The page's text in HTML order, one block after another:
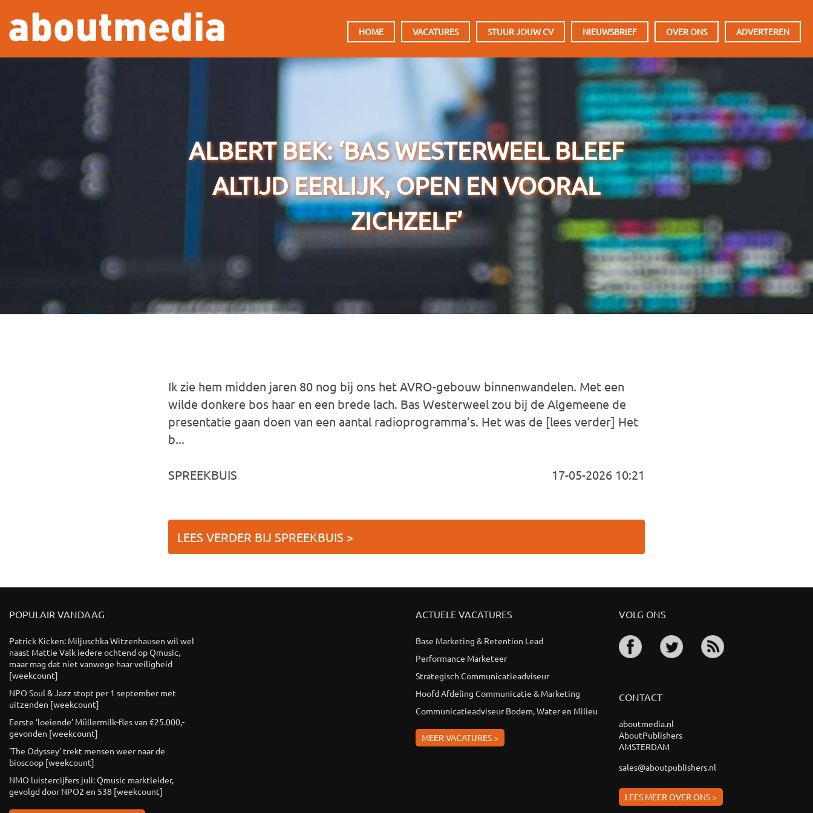
Overslaan en naar de inhoud gaan
HOOFDMENU
HOME VACATURES STUUR JOUW CV NIEUWSBRIEF OVER ONS ADVERTEREN
ALBERT BEK: ‘BAS WESTERWEEL BLEEF
ALTIJD EERLIJK, OPEN EN VOORAL
ZICHZELF’
Ik zie hem midden jaren 80 nog bij ons het AVRO-gebouw binnenwandelen. Met een
wilde donkere bos haar en een brede lach. Bas Westerweel zou bij de Algemeene de
presentatie gaan doen van een aantal radioprogramma’s. Het was de [lees verder] Het
b...
SPREEKBUIS 17-05-2026 10:21
LEES VERDER BIJ SPREEKBUIS >
POPULAIR VANDAAG
Patrick Kicken: Miljuschka Witzenhausen wil wel
naast Mattie Valk iedere ochtend op Qmusic,
maar mag dat niet vanwege haar veiligheid
[weekcount]
NPO Soul & Jazz stopt per 1 september met
uitzenden [weekcount]
Eerste ‘loeiende’ Müllermilk-fles van €25.000,-
gevonden [weekcount]
'The Odyssey' trekt mensen weer naar de
bioscoop [weekcount]
NMO luistercijfers juli: Qmusic marktleider,
gevolgd door NPO2 en 538 [weekcount]
ACTUELE VACATURES
Base Marketing & Retention Lead
Performance Marketeer
Strategisch Communicatieadviseur
Hoofd Afdeling Communicatie & Marketing
Communicatieadviseur Bodem, Water en Milieu
MEER VACATURES >
VOLG ONS
CONTACT
aboutmedia.nl
AboutPublishers
AMSTERDAM
sales@aboutpublishers.nl
LEES MEER OVER ONS >